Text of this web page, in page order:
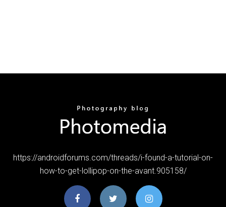
https://androidforums.com/threads/i-found-a-tutorial-on-
how-to-get-lollipop-on-the-avant.905158/